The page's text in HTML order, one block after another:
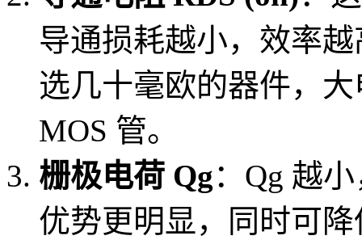
导通损耗越小，效率
选几十毫欧的器件，
MOS 管。
栅极电荷 Qg：Qg 越
优势更明显，同时可